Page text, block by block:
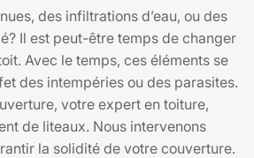
des infiltrations d’eau, ou des
Il est peut-être temps de changer
Avec le temps, ces éléments se
des intempéries ou des parasites.
votre expert en toiture,
de liteaux. Nous intervenons
la solidité de votre couverture.